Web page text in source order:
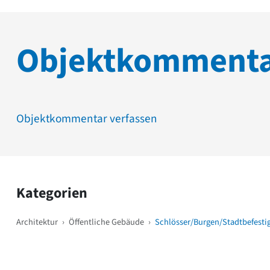
Objektkommentar verfassen
Kategorien
Architektur › Öffentliche Gebäude › Schlösser/Burgen/